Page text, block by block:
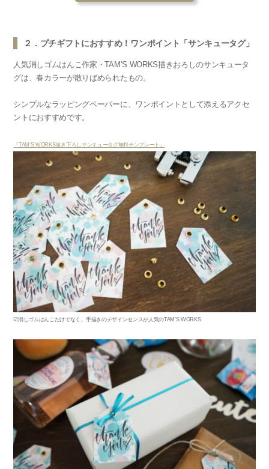
２．プチギフトにおすすめ！ワンポイント「サンキュータグ」
人気消しゴムはんこ作家・TAM’S WORKS描きおろしのサンキュータ
グは、春カラーが散りばめられたもの。
シンプルなラッピングペーパーに、ワンポイントとして添えるアクセ
ントにおすすめです。
『TAM’S WORKS描き下ろしサンキュータグ無料テンプレート』
☑消しゴムはんこだけでなく、手描きのデザインセンスが人気のTAM’S WORKS